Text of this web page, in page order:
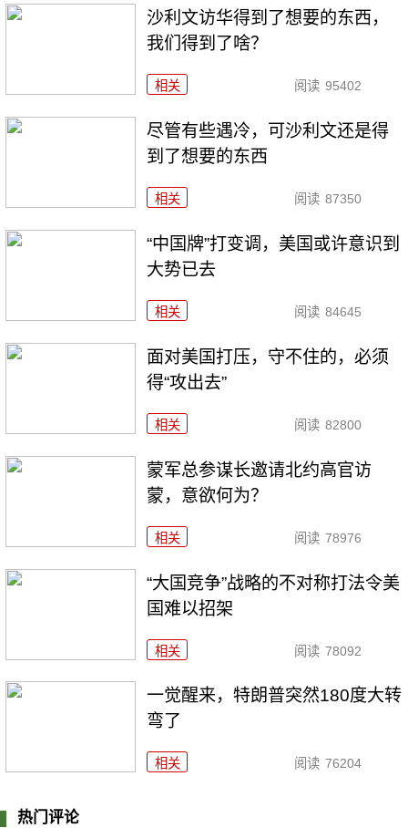
沙利文访华得到了想要的东西，
我们得到了啥？
相关 阅读 95402
尽管有些遇冷，可沙利文还是得
到了想要的东西
相关 阅读 87350
“中国牌”打变调，美国或许意识到
大势已去
相关 阅读 84645
面对美国打压，守不住的，必须
得“攻出去”
相关 阅读 82800
​蒙军总参谋长邀请北约高官访
蒙，意欲何为？
相关 阅读 78976
“大国竞争”战略的不对称打法令美
国难以招架
相关 阅读 78092
一觉醒来，特朗普突然180度大转
弯了
相关 阅读 76204
热门评论